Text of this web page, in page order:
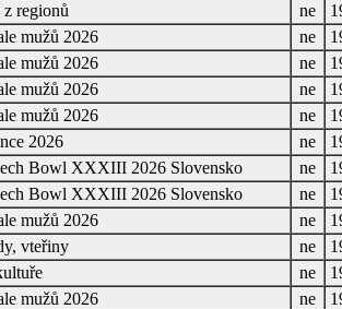
regionů
ne
mužů 2026
ne
mužů 2026
ne
mužů 2026
ne
mužů 2026
ne
2026
ne
Bowl XXXIII 2026 Slovensko
ne
Bowl XXXIII 2026 Slovensko
ne
mužů 2026
ne
vteřiny
ne
ne
mužů 2026
ne